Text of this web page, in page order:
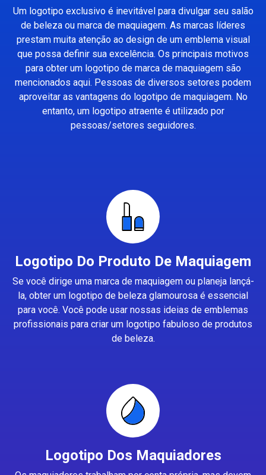
Um logotipo exclusivo é inevitável para divulgar seu salão
de beleza ou marca de maquiagem. As marcas líderes
prestam muita atenção ao design de um emblema visual
que possa definir sua excelência. Os principais motivos
para obter um logotipo de marca de maquiagem são
mencionados aqui. Pessoas de diversos setores podem
aproveitar as vantagens do logotipo de maquiagem. No
entanto, um logotipo atraente é utilizado por
pessoas/setores seguidores.
Logotipo Do Produto De Maquiagem
Se você dirige uma marca de maquiagem ou planeja lançá-
la, obter um logotipo de beleza glamourosa é essencial
para você. Você pode usar nossas ideias de emblemas
profissionais para criar um logotipo fabuloso de produtos
de beleza.
Logotipo Dos Maquiadores